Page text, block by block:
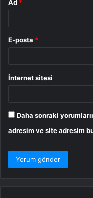
Ad *
E-posta *
İnternet sitesi
Daha sonraki
adresim ve site adresim